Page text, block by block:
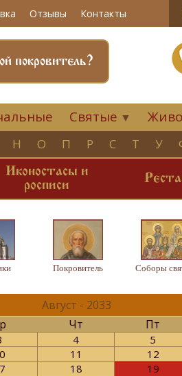
Отзывы Контакты
покровитель?
Святые ▼
Н О П Р С Т У
Иконостасы и
росписи
Покровитель Соборы
Август - 2033
Чт Пт
4 5
11 12
18 19